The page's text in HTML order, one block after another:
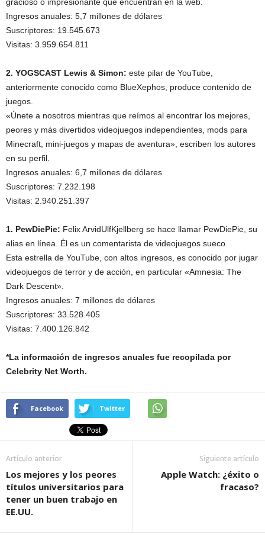
Ingresos anuales: 5,7 millones de dólares
Suscriptores: 19.545.673
Visitas: 3.959.654.811
2. YOGSCAST Lewis & Simon: este pilar de YouTube,
anteriormente conocido como BlueXephos, produce contenido de
juegos.
«Únete a nosotros mientras que reímos al encontrar los mejores,
peores y más divertidos videojuegos independientes, mods para
Minecraft, mini-juegos y mapas de aventura», escriben los autores
en su perfil.
Ingresos anuales: 6,7 millones de dólares
Suscriptores: 7.232.198
Visitas: 2.940.251.397
1. PewDiePie: Felix ArvidUlfKjellberg se hace llamar PewDiePie, su
alias en línea. Él es un comentarista de videojuegos sueco.
Esta estrella de YouTube, con altos ingresos, es conocido por jugar
videojuegos de terror y de acción, en particular «Amnesia: The
Dark Descent».
Ingresos anuales: 7 millones de dólares
Suscriptores: 33.528.405
Visitas: 7.400.126.842
*La información de ingresos anuales fue recopilada por
Celebrity Net Worth.
Facebook Twitter
Artículo anterior
Los mejores y los peores
títulos universitarios para
tener un buen trabajo en
EE.UU.
Siguiente artículo
Apple Watch: ¿éxito o
fracaso?